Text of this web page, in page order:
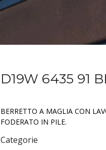
D19W 6435 91
BERRETTO A MAGLIA CON
FODERATO IN PILE.
Categorie